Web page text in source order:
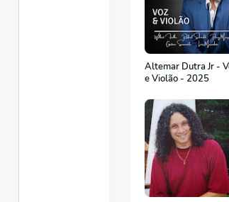
Altemar Dutra Jr -
e Violão - 2025